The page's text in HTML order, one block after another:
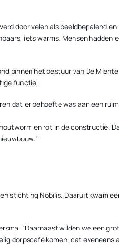
door velen als beeldbepalend
iets warms. Mensen hadden
binnen het bestuur van De
functie.
dat er behoefte was aan een
en rot in de constructie.
stichting Nobilis. Daaruit kwam
“Daarnaast wilden we een
dorpscafé komen, dat eveneens